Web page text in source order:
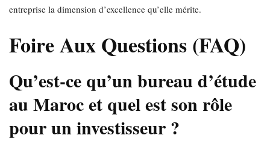
entreprise la dimension d’excellence qu’elle mérite.
Foire Aux Questions (FAQ)
Qu’est-ce qu’un bureau d’étude
au Maroc et quel est son rôle
pour un investisseur ?